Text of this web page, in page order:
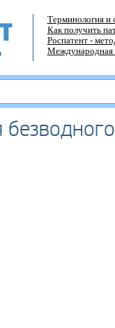
Терминология и
Как получить
Роспатент -
Международная